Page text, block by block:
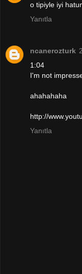
o tipiyle iyi
Yanıtla
ncanerozturk
1:04
I'm not
ahahahaha
http://
Yanıtla